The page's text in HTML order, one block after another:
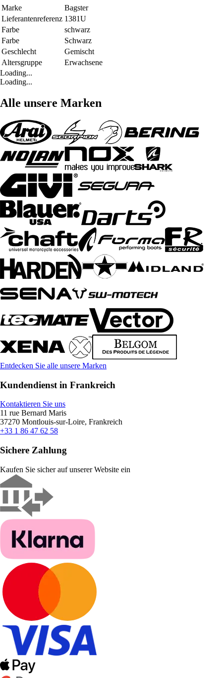
Marke
Bagster
Lieferantenreferenz 1381U
Farbe
schwarz
Farbe
Schwarz
Geschlecht
Gemischt
Altersgruppe
Erwachsene
Loading...
Loading...
Alle unsere Marken
Entdecken Sie alle unsere Marken
Kundendienst in Frankreich
Kontaktieren Sie uns
11 rue Bernard Maris
37270 Montlouis-sur-Loire, Frankreich
+33 1 86 47 62 58
Sichere Zahlung
Kaufen Sie sicher auf unserer Website ein